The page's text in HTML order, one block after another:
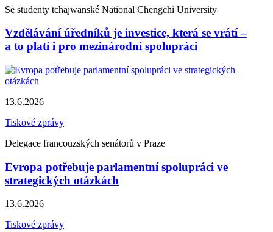
Se studenty tchajwanské National Chengchi University
Vzdělávání úředníků je investice, která se vrátí –
a to platí i pro mezinárodní spolupráci
13.6.2026
Tiskové zprávy
Delegace francouzských senátorů v Praze
Evropa potřebuje parlamentní spolupráci ve
strategických otázkách
13.6.2026
Tiskové zprávy